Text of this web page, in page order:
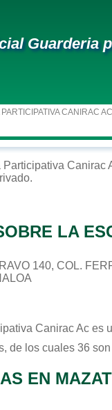
Guarderia
CANIRAC AC
Participativa Canirac
.
LA
140, COL.
Canirac Ac es
de los cuales 36
EN